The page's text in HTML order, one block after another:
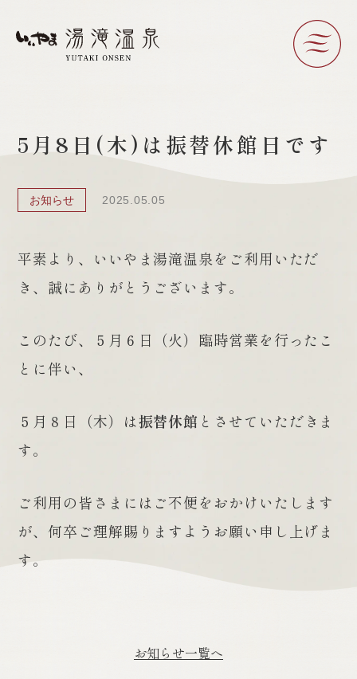
5月8日(木)は振替休館日です
お知らせ 2025.05.05
平素より、いいやま湯滝温泉をご利用いただ
き、誠にありがとうございます。
このたび、５月６日（火）臨時営業を行ったこ
とに伴い、
５月８日（木）は振替休館 とさせていただきま
す。
ご利用の皆さまにはご不便をおかけいたします
が、何卒ご理解賜りますようお願い申し上げま
す。
お知らせ一覧へ